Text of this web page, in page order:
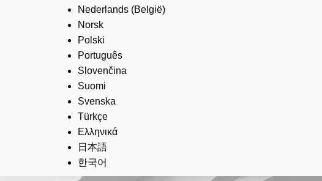
Nederlands (België)
Norsk
Polski
Português
Slovenčina
Suomi
Svenska
Türkçe
Ελληνικά
日本語
한국어